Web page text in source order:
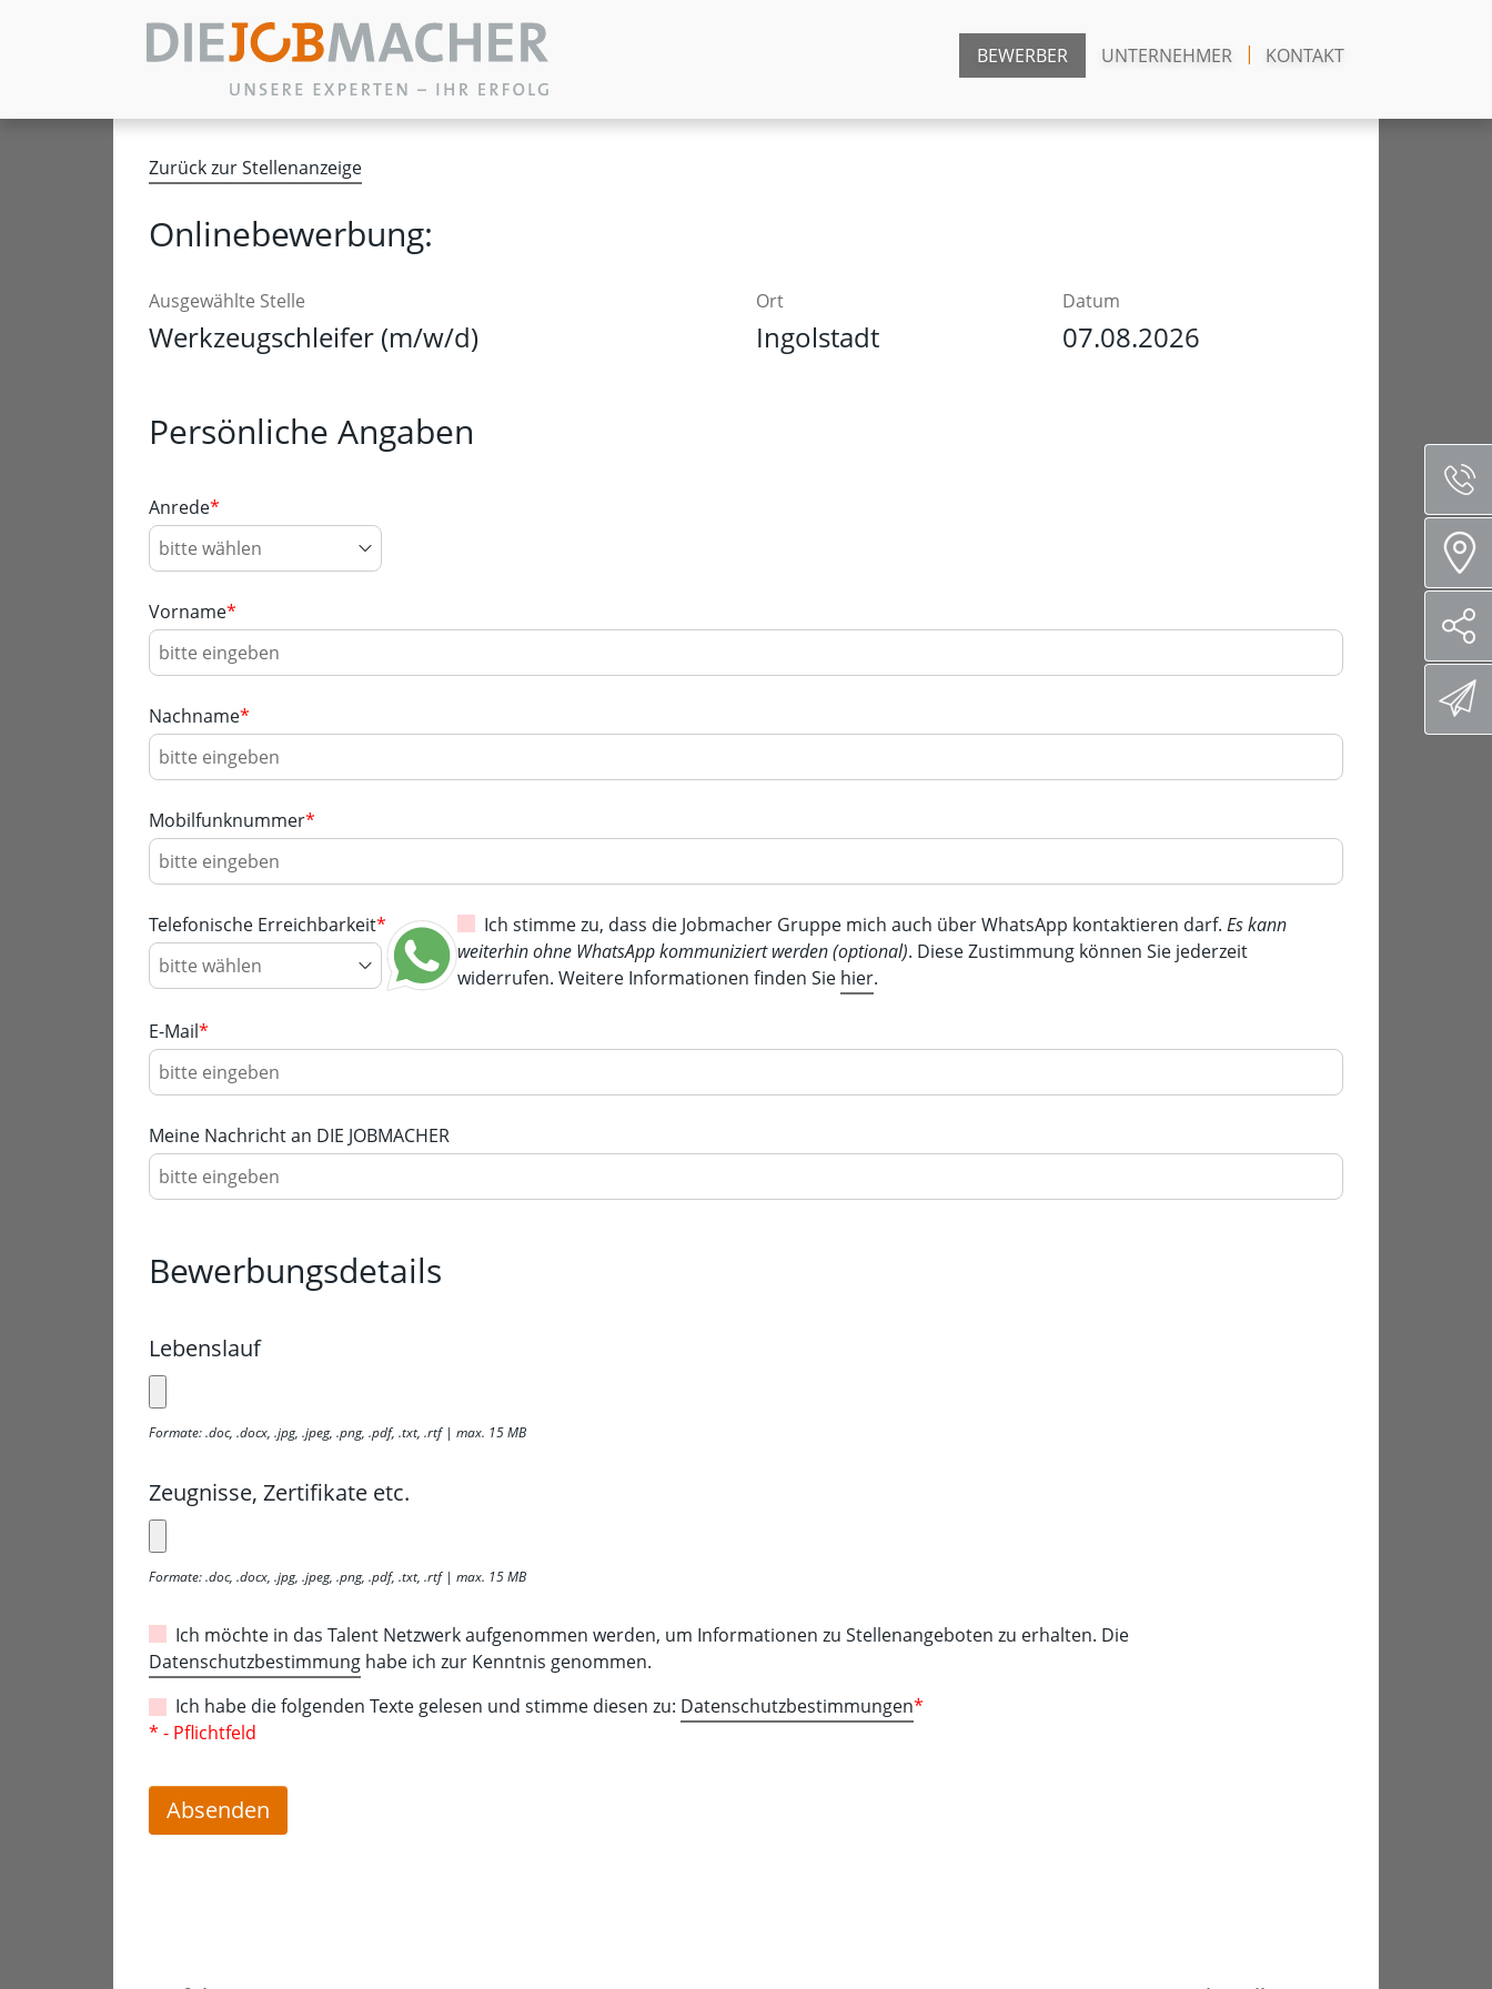
Zum Inhalt springen
BEWERBER UNTERNEHMER KONTAKT
Zurück zur Stellenanzeige
Onlinebewerbung:
Ausgewählte Stelle
Werkzeugschleifer (m/w/d)
Ort
Ingolstadt
Datum
07.08.2026
Persönliche Angaben
Anrede*
Vorname*
Nachname*
Mobilfunknummer*
Telefonische Erreichbarkeit* Ich stimme zu, dass die Jobmacher Gruppe mich auch über WhatsApp kontaktieren darf. Es kann
weiterhin ohne WhatsApp kommuniziert werden (optional). Diese Zustimmung können Sie jederzeit
widerrufen. Weitere Informationen finden Sie hier.
E-Mail*
Meine Nachricht an DIE JOBMACHER
Bewerbungsdetails
Lebenslauf
Formate: .doc, .docx, .jpg, .jpeg, .png, .pdf, .txt, .rtf | max. 15 MB
Zeugnisse, Zertifikate etc.
Formate: .doc, .docx, .jpg, .jpeg, .png, .pdf, .txt, .rtf | max. 15 MB
Ich möchte in das Talent Netzwerk aufgenommen werden, um Informationen zu Stellenangeboten zu erhalten. Die
Datenschutzbestimmung habe ich zur Kenntnis genommen.
*
Ich habe die folgenden Texte gelesen und stimme diesen zu: Datenschutzbestimmungen
* - Pflichtfeld
Absenden